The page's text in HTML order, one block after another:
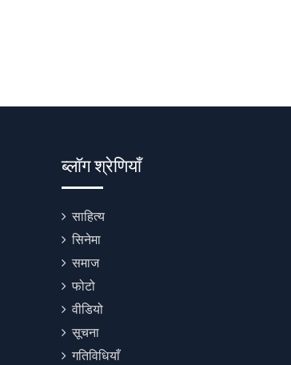
ब्लॉग श्रेणियाँ
साहित्य
सिनेमा
समाज
फोटो
वीडियो
सूचना
गतिविधियाँ